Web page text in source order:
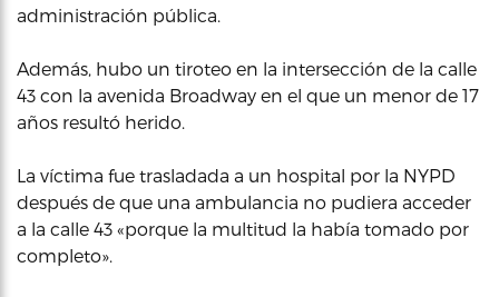
administración pública.
Además, hubo un tiroteo en la intersección de la calle
43 con la avenida Broadway en el que un menor de 17
años resultó herido.
La víctima fue trasladada a un hospital por la NYPD
después de que una ambulancia no pudiera acceder
a la calle 43 «porque la multitud la había tomado por
completo».